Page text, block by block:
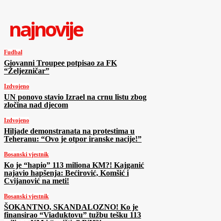
najnovije
Fudbal
Giovanni Troupee potpisao za FK
“Željezničar”
Izdvojeno
UN ponovo stavio Izrael na crnu listu zbog
zločina nad djecom
Izdvojeno
Hiljade demonstranata na protestima u
Teheranu: “Ovo je otpor iranske nacije!”
Bosanski vjestnik
Ko je “hapio” 113 miliona KM?! Kajganić
najavio hapšenja: Bećirović, Komšić i
Cvijanović na meti!
Bosanski vjestnik
ŠOKANTNO, SKANDALOZNO! Ko je
finansirao “Viaduktovu” tužbu tešku 113